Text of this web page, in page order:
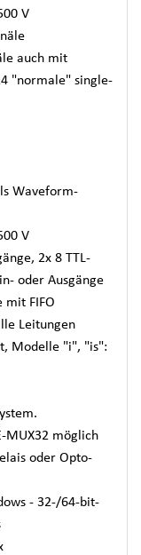
V
auch mit
"normale" single-
Waveform-
V
2x 8 TTL-
oder Ausgänge
mit FIFO
Leitungen
Modelle "i", "is":
MUX32 möglich
oder Opto-
- 32-/64-bit-